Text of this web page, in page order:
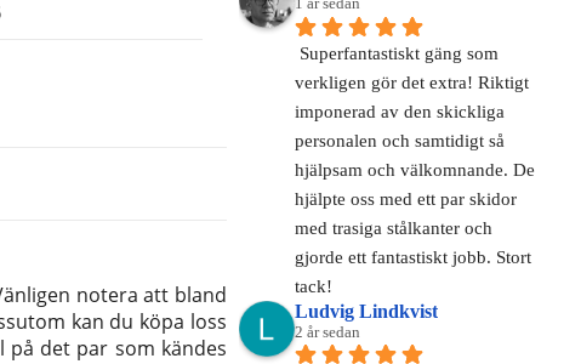
notera att bland
kan du köpa loss
på det par som kändes
Superfantastiskt gäng som
verkligen gör det extra! Riktigt
imponerad av den skickliga
personalen och samtidigt så
hjälpsam och välkomnande. De
hjälpte oss med ett par skidor
med trasiga stålkanter och
gjorde ett fantastiskt jobb. Stort
tack!
Ludvig Lindkvist
2 år sedan